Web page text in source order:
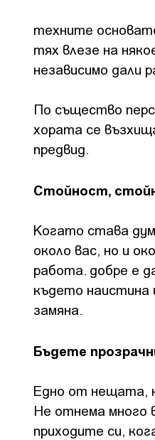
техните
тях влезе на
независимо дали
По същество
хората се
предвид.
Стойност,
Когато става
около вас, но и
работа. добре е
където наистина
замяна.
Бъдете
Едно от нещата,
Не отнема много
приходите си,